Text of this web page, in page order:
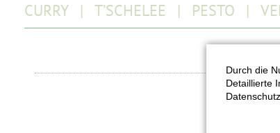
CURRY
T’SCHELEE PESTO
Durch die
Detaillierte